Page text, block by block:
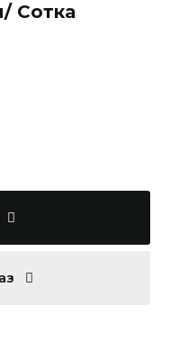
Сотка